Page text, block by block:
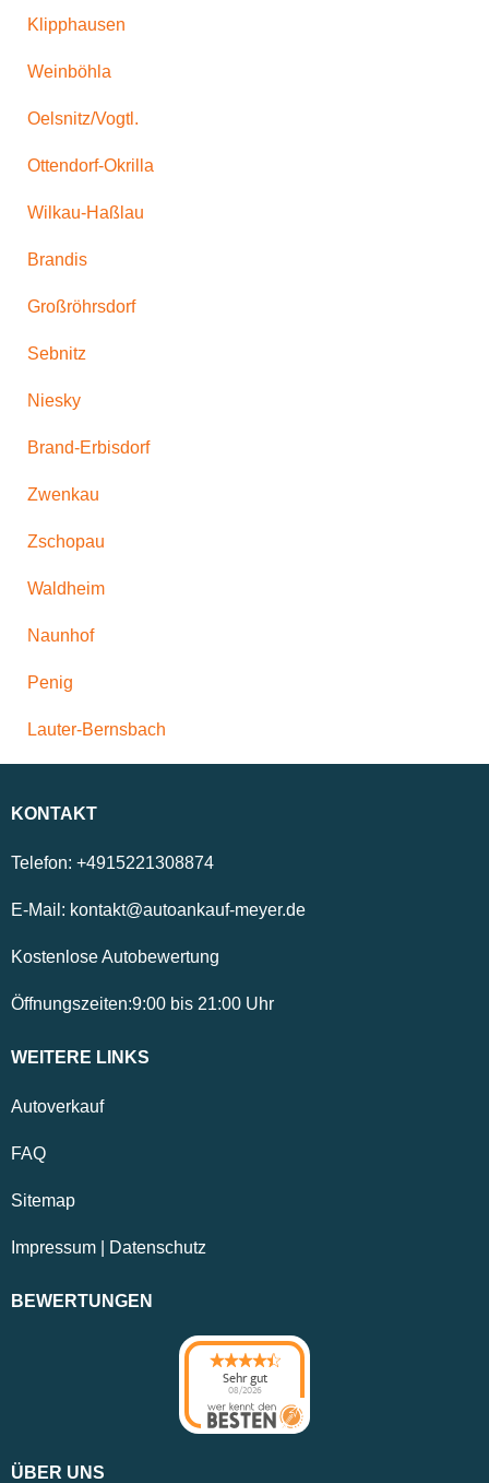
Klipphausen
Weinböhla
Oelsnitz/Vogtl.
Ottendorf-Okrilla
Wilkau-Haßlau
Brandis
Großröhrsdorf
Sebnitz
Niesky
Brand-Erbisdorf
Zwenkau
Zschopau
Waldheim
Naunhof
Penig
Lauter-Bernsbach
KONTAKT
Telefon: +4915221308874
E-Mail: kontakt@autoankauf-meyer.de
Kostenlose Autobewertung
Öffnungszeiten:9:00 bis 21:00 Uhr
WEITERE LINKS
Autoverkauf
FAQ
Sitemap
Impressum Datenschutz
BEWERTUNGEN
Sehr gut
08/2026
ÜBER UNS